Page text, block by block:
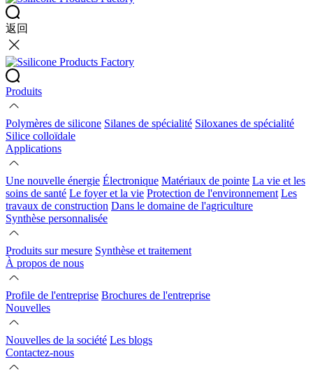
返回
Produits
Polymères de silicone Silanes de spécialité Siloxanes de spécialité
Silice colloïdale
Applications
Une nouvelle énergie Électronique Matériaux de pointe La vie et les
soins de santé Le foyer et la vie Protection de l'environnement Les
travaux de construction Dans le domaine de l'agriculture
Synthèse personnalisée
Produits sur mesure Synthèse et traitement
À propos de nous
Profile de l'entreprise Brochures de l'entreprise
Nouvelles
Nouvelles de la société Les blogs
Contactez-nous